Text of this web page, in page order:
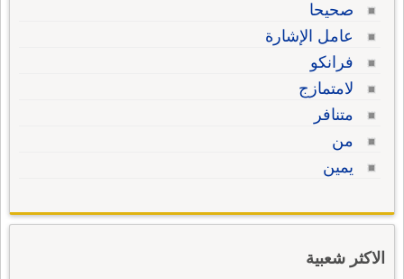
صحيحا
عامل الإشارة
فرانكو
لامتمازج
متنافر
من
يمين
الاكثر شعبية